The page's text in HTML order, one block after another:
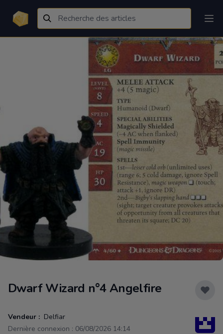
Dwarf Wizard n°4 Angelfire
Vendeur : Delfiar
Dernière connexion : 06/08/2026 14:14